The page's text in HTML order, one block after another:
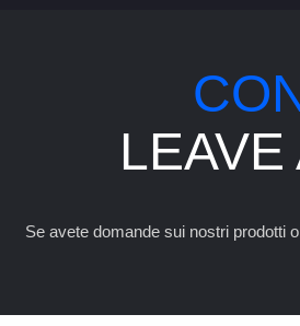
Se avete domande sui nostri prodotti